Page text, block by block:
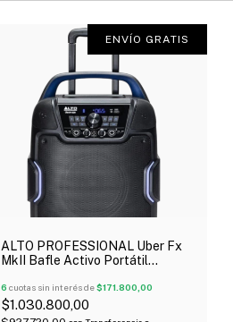
ENVÍO GRATIS
ALTO PROFESSIONAL Uber Fx
MkII Bafle Activo Portátil
6 cuotas sin interés de$171.800,00
$1.030.800,00